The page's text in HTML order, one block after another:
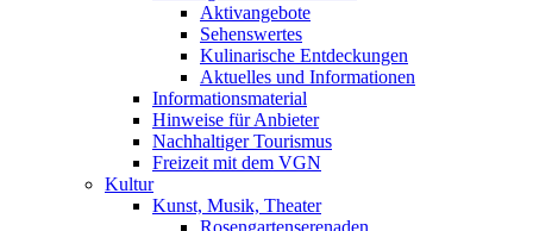
Aktivangebote
Sehenswertes
Kulinarische Entdeckungen
Aktuelles und Informationen
Informationsmaterial
Hinweise für Anbieter
Nachhaltiger Tourismus
Freizeit mit dem VGN
Kultur
Kunst, Musik, Theater
Rosengartenserenaden